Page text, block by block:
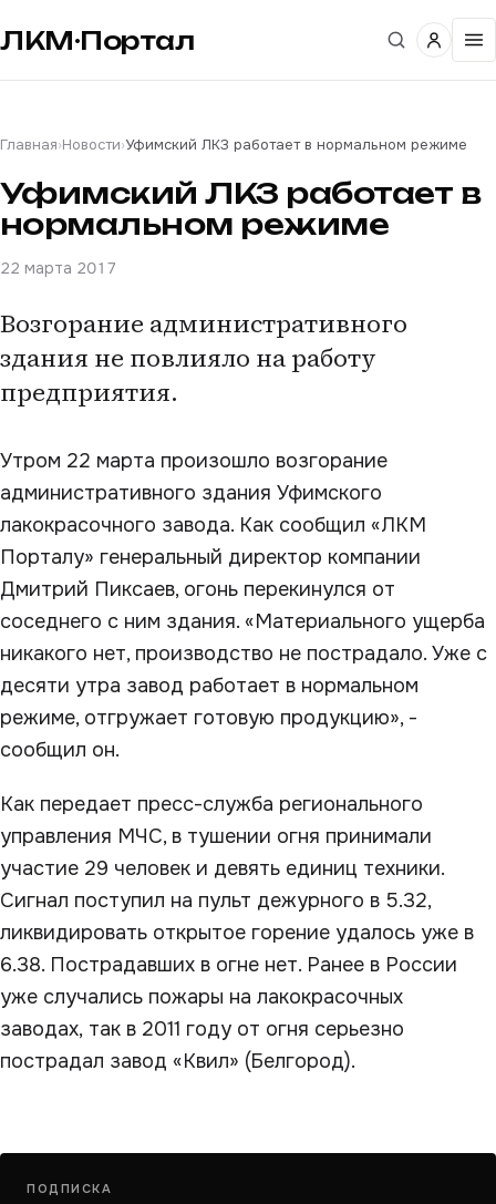
ЛКМ·Портал
Главная›Новости›Уфимский ЛКЗ работает в нормальном режиме
Уфимский ЛКЗ работает в
нормальном режиме
22 марта 2017
Возгорание административного
здания не повлияло на работу
предприятия.
Утром 22 марта произошло возгорание
административного здания Уфимского
лакокрасочного завода. Как сообщил «ЛКМ
Порталу» генеральный директор компании
Дмитрий Пиксаев, огонь перекинулся от
соседнего с ним здания. «Материального ущерба
никакого нет, производство не пострадало. Уже с
десяти утра завод работает в нормальном
режиме, отгружает готовую продукцию», -
сообщил он.
Как передает пресс-служба регионального
управления МЧС, в тушении огня принимали
участие 29 человек и девять единиц техники.
Сигнал поступил на пульт дежурного в 5.32,
ликвидировать открытое горение удалось уже в
6.38. Пострадавших в огне нет. Ранее в России
уже случались пожары на лакокрасочных
заводах, так в 2011 году от огня серьезно
пострадал завод «Квил» (Белгород).
ПОДПИСКА